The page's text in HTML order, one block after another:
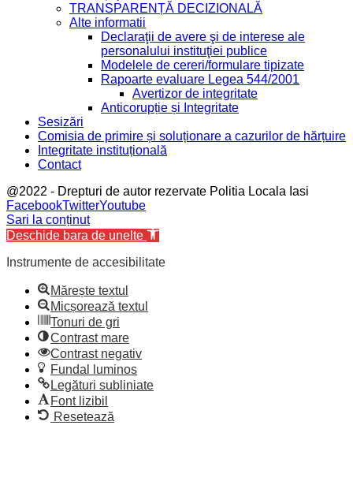
TRANSPARENȚĂ DECIZIONALĂ
Alte informatii
Declaraţii de avere şi de interese ale
personalului instituţiei publice
Modelele de cereri/formulare tipizate
Rapoarte evaluare Legea 544/2001
Avertizor de integritate
Anticorupție și Integritate
Sesizări
Comisia de primire și soluționare a cazurilor de hărțuire
Integritate instituțională
Contact
@2022 - Drepturi de autor rezervate Politia Locala Iasi
FacebookTwitterYoutube
Sari la conținut
Deschide bara de unelte
Instrumente de accesibilitate
Mărește textul
Micșorează textul
Tonuri de gri
Contrast mare
Contrast negativ
Fundal luminos
Legături subliniate
Font lizibil
Resetează